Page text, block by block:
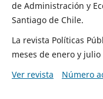
de Administración y
Santiago de Chile.
La revista Políticas
meses de enero y julio
Ver revista
Número